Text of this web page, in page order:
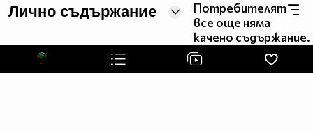
Лично съдържание
Потребителят
все още няма
качено съдържание.